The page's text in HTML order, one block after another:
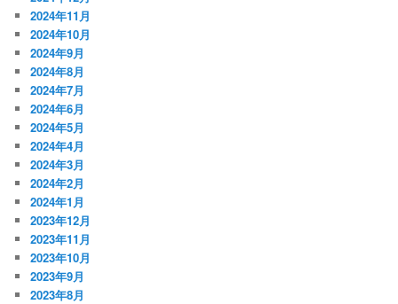
2024年11月
2024年10月
2024年9月
2024年8月
2024年7月
2024年6月
2024年5月
2024年4月
2024年3月
2024年2月
2024年1月
2023年12月
2023年11月
2023年10月
2023年9月
2023年8月